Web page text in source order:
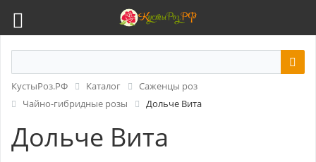
КустыРоз.РФ Каталог
Саженцы роз
Чайно-гибридные розы
Дольче Вита
Дольче Вита